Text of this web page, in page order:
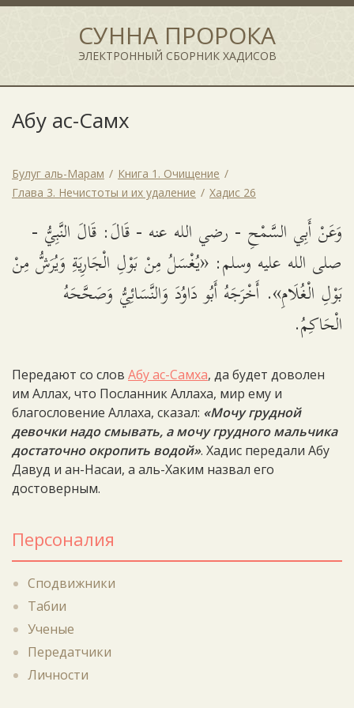
СУННА ПРОРОКА
ЭЛЕКТРОННЫЙ СБОРНИК ХАДИСОВ
Абу ас-Самх
Булуг аль-Марам
Книга 1. Очищение
Глава 3. Нечистоты и их удаление
Хадис 26
وَعَنْ أَبِي السَّمْحِ - رضي الله عنه - قَالَ: قَالَ النَّبِيُّ -
صلى الله عليه وسلم: «يُغْسَلُ مِنْ بَوْلِ الْجَارِيَةِ وَيُرَشُّ مِنْ
بَوْلِ الْغُلَامِ». أَخْرَجَهُ أَبُو دَاوُدَ وَالنَّسَائِيُّ وَصَحَّحَهُ
الْحَاكِمُ.
Передают со слов Абу ас-Самха, да будет доволен
им Аллах, что Посланник Аллаха, мир ему и
благословение Аллаха, сказал: «Мочу грудной
девочки надо смывать, а мочу грудного мальчика
достаточно окропить водой». Хадис передали Абу
Давуд и ан-Насаи, а аль-Хаким назвал его
достоверным.
Персоналия
Сподвижники
Табии
Ученые
Передатчики
Личности